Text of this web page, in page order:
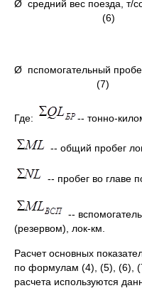
Ø средний вес
(6)
Ø пспомогательный
(7)
Где: -- тонно-
-- общий пробег
-- пробег во главе
--
(резервом), лок-км.
Расчет основных
по формулам (4), (5), (6),
расчета используются